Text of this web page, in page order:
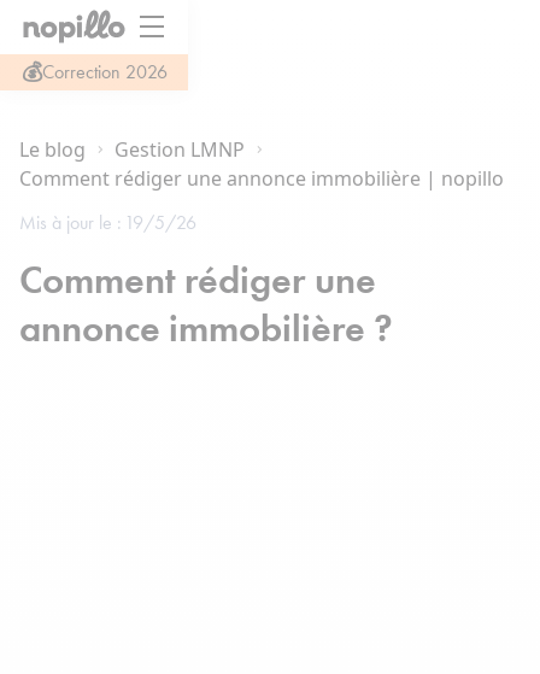
💰Correction 2026
Le blog
Gestion LMNP
Comment rédiger une annonce immobilière | nopillo
Mis à jour le : 19/5/26
Comment rédiger une
annonce immobilière ?